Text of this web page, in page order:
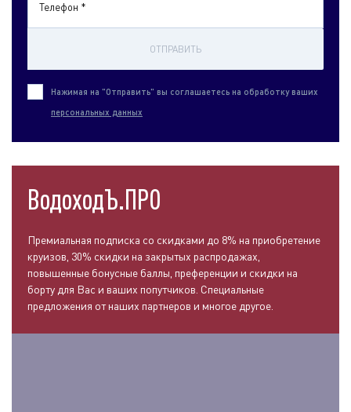
Телефон *
ОТПРАВИТЬ
Нажимая на "Отправить" вы соглашаетесь на обработку ваших
персональных данных
ВодоходЪ.ПРО
Премиальная подписка со скидками до 8% на приобретение
круизов, 30% скидки на закрытых распродажах,
повышенные бонусные баллы, преференции и скидки на
борту для Вас и ваших попутчиков. Специальные
предложения от наших партнеров и многое другое.